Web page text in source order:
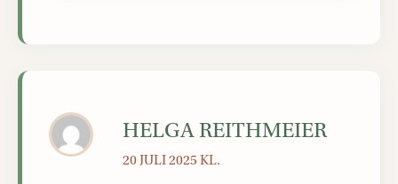
HELGA REITHMEIER
20 JULI 2025 KL.